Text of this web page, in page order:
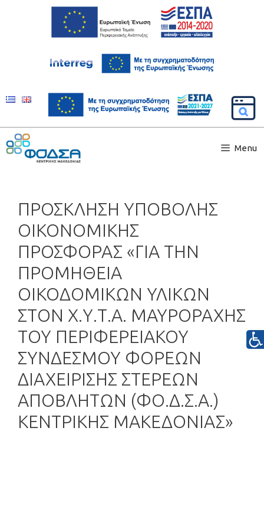
Menu
ΠΡΟΣΚΛΗΣΗ ΥΠΟΒΟΛΗΣ
ΟΙΚΟΝΟΜΙΚΗΣ
ΠΡΟΣΦΟΡΑΣ «ΓΙΑ ΤΗΝ
ΠΡΟΜΗΘΕΙΑ
ΟΙΚΟΔΟΜΙΚΩΝ ΥΛΙΚΩΝ
ΣΤΟΝ Χ.Υ.Τ.Α. ΜΑΥΡΟΡΑΧΗΣ
ΤΟΥ ΠΕΡΙΦΕΡΕΙΑΚΟΥ
ΣΥΝΔΕΣΜΟΥ ΦΟΡΕΩΝ
ΔΙΑΧΕΙΡΙΣΗΣ ΣΤΕΡΕΩΝ
ΑΠΟΒΛΗΤΩΝ (ΦΟ.Δ.Σ.Α.)
ΚΕΝΤΡΙΚΗΣ ΜΑΚΕΔΟΝΙΑΣ»